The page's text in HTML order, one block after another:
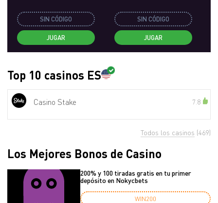
SIN CÓDIGO
JUGAR
SIN CÓDIGO
JUGAR
Top 10 casinos ES
Casino Stake 7.8
Todos los casinos (469)
Los Mejores Bonos de Casino
200% y 100 tiradas gratis en tu primer
depósito en Nokycbets
WIN200